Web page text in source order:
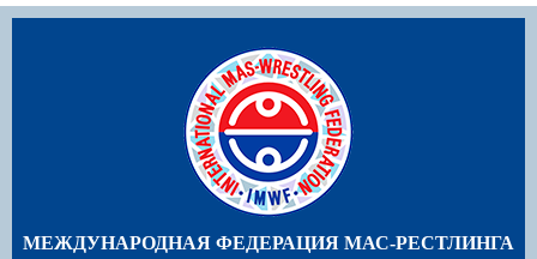
МЕЖДУНАРОДНАЯ ФЕДЕРАЦИЯ МАС-РЕСТЛИНГА